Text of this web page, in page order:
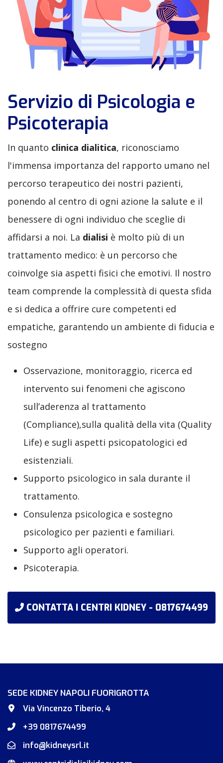
Servizio di Psicologia e
Psicoterapia
In quanto clinica dialitica, riconosciamo
l'immensa importanza del rapporto umano nel
percorso terapeutico dei nostri pazienti,
ponendo al centro di ogni azione la salute e il
benessere di ogni individuo che sceglie di
affidarsi a noi. La dialisi è molto più di un
trattamento medico: è un percorso che
coinvolge sia aspetti fisici che emotivi. Il nostro
team comprende la complessità di questa sfida
e si dedica a offrire cure competenti ed
empatiche, garantendo un ambiente di fiducia e
sostegno
Osservazione, monitoraggio, ricerca ed
intervento sui fenomeni che agiscono
sull’aderenza al trattamento
(Compliance),sulla qualità della vita (Quality
Life) e sugli aspetti psicopatologici ed
esistenziali.
Supporto psicologico in sala durante il
trattamento.
Consulenza psicologica e sostegno
psicologico per pazienti e familiari.
Supporto agli operatori.
Psicoterapia.
CONTATTA I CENTRI KIDNEY - 0817674499
SEDE KIDNEY NAPOLI FUORIGROTTA
Via Vincenzo Tiberio, 4
+39 0817674499
info@kidneysrl.it